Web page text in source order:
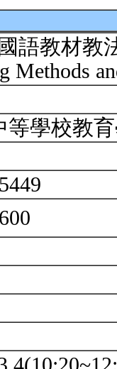
語教材教
Methods
等學校教